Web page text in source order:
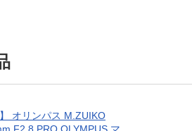
オリンパス M.ZUIKO